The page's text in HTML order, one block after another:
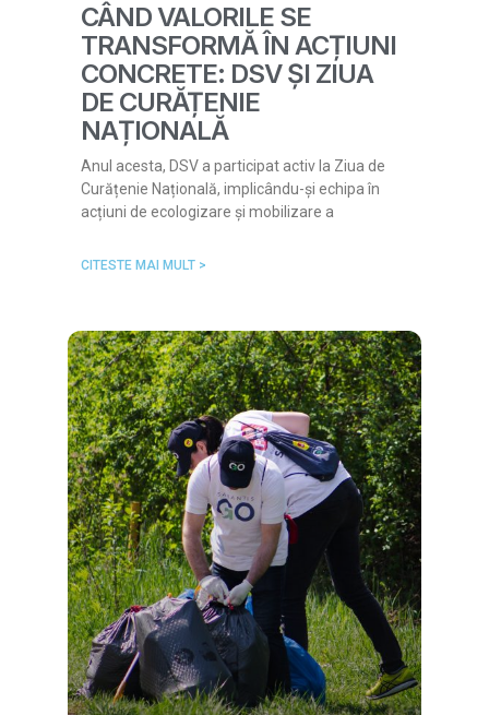
CÂND VALORILE SE
TRANSFORMĂ ÎN ACȚIUNI
CONCRETE: DSV ȘI ZIUA
DE CURĂȚENIE
NAȚIONALĂ
Anul acesta, DSV a participat activ la Ziua de
Curățenie Națională, implicându-și echipa în
acțiuni de ecologizare și mobilizare a
CITESTE MAI MULT >